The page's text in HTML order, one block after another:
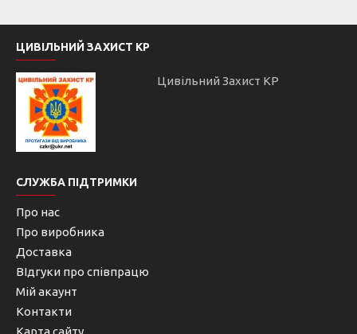
ЦИВІЛЬНИЙ ЗАХИСТ КР
Цивільний Захист КР
СЛУЖБА ПІДТРИМКИ
Про нас
Про виробника
Доставка
ВІдгуки про співпрацю
Мій акаунт
Контакти